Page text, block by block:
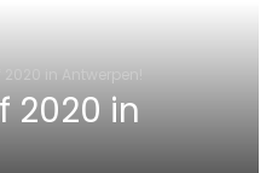
2020 in